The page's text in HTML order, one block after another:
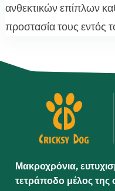
ανθεκτικών επίπλων
προστασία τους εντός
Μακροχρόνια,
τετράποδο μέλος της